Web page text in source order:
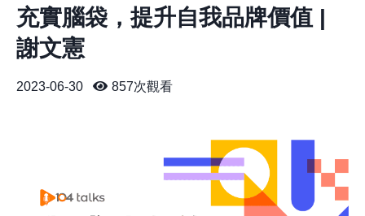
充實腦袋，提升自我品牌價值 |
謝文憲
2023-06-30 857次觀看